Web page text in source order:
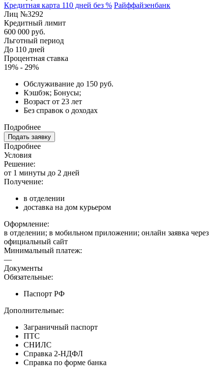
Кредитная карта 110 дней без % Райффайзенбанк
Лиц №3292
Кредитный лимит
600 000 руб.
Льготный период
До 110 дней
Процентная ставка
19% - 29%
Обслуживание до 150 руб.
Кэшбэк; Бонусы;
Возраст от 23 лет
Без справок о доходах
Подробнее
Подать заявку
Подробнее
Условия
Решение:
от 1 минуты до 2 дней
Получение:
в отделении
доставка на дом курьером
Оформление:
в отделении; в мобильном приложении; онлайн заявка через
официальный сайт
Минимальный платеж:
—
Документы
Обязательные:
Паспорт РФ
Дополнительные:
Заграничный паспорт
ПТС
СНИЛС
Справка 2-НДФЛ
Справка по форме банка